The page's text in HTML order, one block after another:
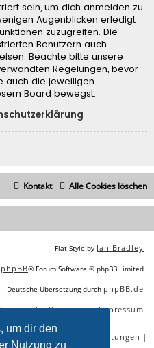
um dir den
Nutzung zu
sein, um dich anmelden zu
Augenblicken erledigt
zuzugreifen. Die
Benutzern auch
Beachte bitte unsere
Regelungen, bevor
auch die jeweiligen
Board bewegst.
Alle Cookies löschen
Kontakt
Flat Style by Ian Bradley
phpBB® Forum Software © phpBB Limited
Deutsche Übersetzung durch phpBB.de
|Impressum
Tools SEO Dienstleistungen |